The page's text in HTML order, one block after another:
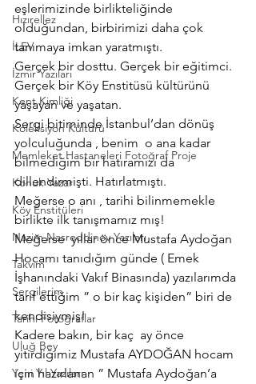
Hızırellez
İLEV
İzmir Yazıları
Kent Kimliği
Koleksiyon Kültürü
Memleket Hastaneleri Fotoğraf Proje
Konuk Yazar
Köy Enstitüleri
Nazim Nasreddinov Yazıları
Takvim
Sergilerim
Tarihi Fotoğraflar
Uluğ Bey
Yeni Yıl Yazıları
eşlerimizinde birlikteliğinde
olduğundan, birbirimizi daha çok
tanımaya imkan yaratmıştı.
Gerçek bir dosttu. Gerçek bir eğitimci.
Gerçek bir Köy Enstitüsü kültürünü
yaşayan ve yaşatan.
Sergi bitiminde İstanbul’dan dönüş
yolculuğunda , benim  o ana kadar
bilmediğim bir hatıramızı da
dillendirmişti. Hatırlatmıştı.
Meğerse o anı , tarihi bilinmemekle
birlikte ilk tanışmamız mış!
Meğerse  yıllar önce Mustafa Aydoğan
Hocamı tanıdığım günde ( Emek
İşhanındaki Vakıf Binasında) yazılarımda
tarif ettiğim ” o bir kaç kişiden” biri de
kendisiymiş!
Kadere bakın, bir kaç  ay önce
yitirdiğimiz Mustafa AYDOĞAN hocam
için hazırlanan ” Mustafa Aydoğan’a